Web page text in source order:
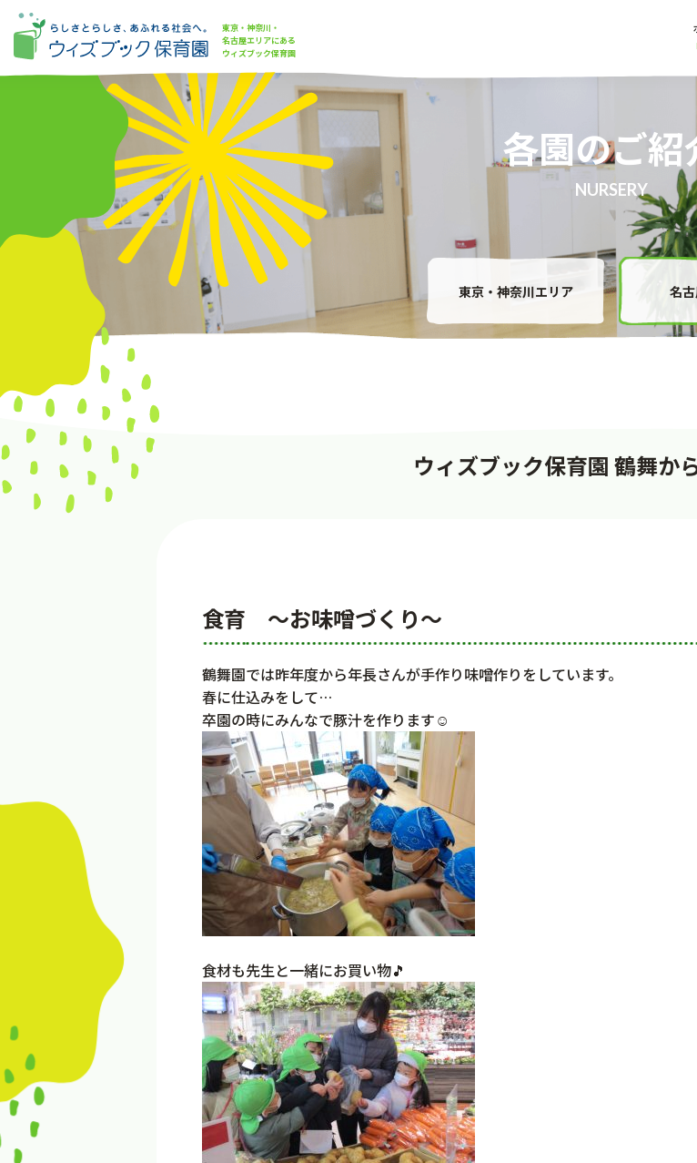
東京・神奈川・
名古屋エリアにある
ウィズブック保育園
各園のご紹
NURSERY
東京・神奈川エリア 名
ウィズブック保育園 鶴舞か
食育 ～お味噌づくり～
鶴舞園では昨年度から年長さんが手作り味噌作りをしています。
春に仕込みをして…
卒園の時にみんなで豚汁を作ります☺
食材も先生と一緒にお買い物🎵